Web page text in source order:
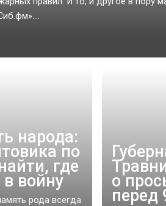
народа:
по
где
войну
рода всегда
о
перед